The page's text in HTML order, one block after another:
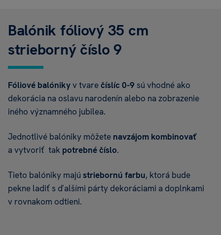
Balónik fóliový 35 cm
strieborný číslo 9
Fóliové balónikyv tvarečíslíc 0-9 sú vhodné ako
dekorácia na oslavu narodenín alebo na zobrazenie
iného významného jubilea.
Jednotlivé balóniky môžete navzájom kombinovať
a vytvoriť tak potrebné číslo.
Tieto balóniky majú striebornú farbu, ktorá bude
pekne ladiť s ďalšími párty dekoráciami a doplnkami
v rovnakom odtieni.